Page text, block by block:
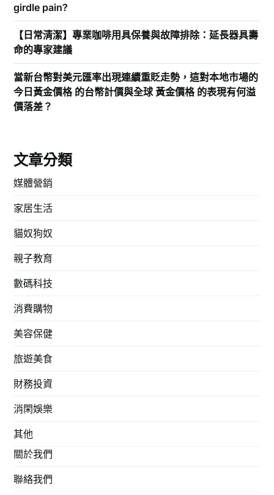
girdle pain?
【日常清潔】專業咖啡用具保養與故障排除：延長器具壽
命的專家建議
當新台幣對美元匯率出現連續重貶走勢，這對本地市場的
今日黃金價格 的台幣計價與全球 黃金價格 的表現有何溢
價落差？
文章分類
媒體營銷
家居生活
貓奴狗奴
親子教育
數碼科技
消費購物
美容保健
旅遊美食
財務投資
消閑娛樂
其他
關於我們
聯絡我們